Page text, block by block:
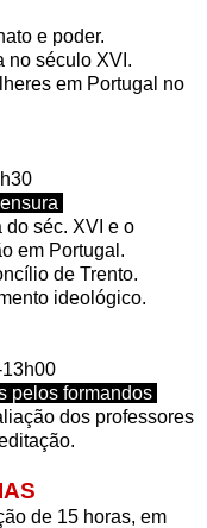
e poder.
no século XVI.
em Portugal no
séc. XVI e o
em Portugal.
de Trento.
ideológico.
pelos formandos
dos professores
de 15 horas, em